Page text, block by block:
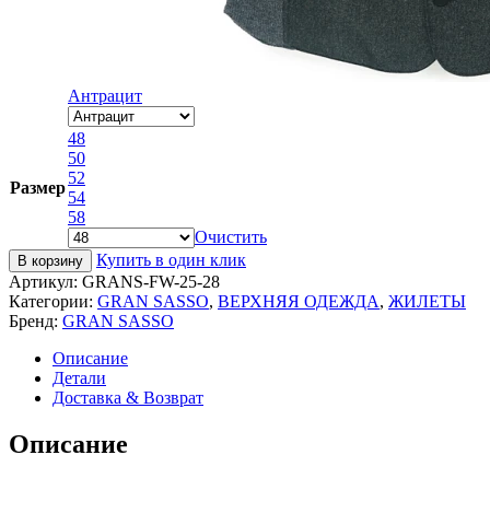
Антрацит
Размер
48
50
52
54
58
Очистить
В корзину
Купить в один клик
Артикул: GRANS-FW-25-28
Категории: GRAN SASSO, ВЕРХНЯЯ ОДЕЖДА, ЖИЛЕТЫ
Бренд: GRAN SASSO
Описание
Детали
Доставка & Возврат
Описание